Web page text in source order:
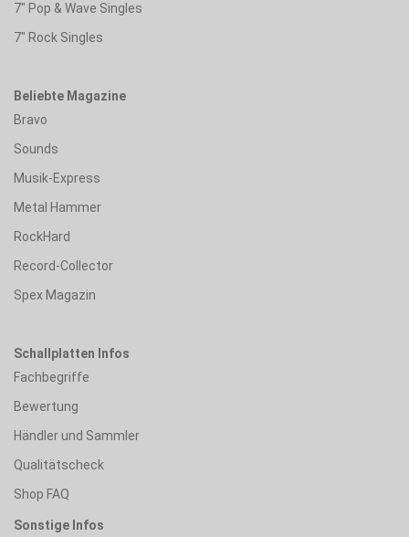
7" Pop & Wave Singles
7" Rock Singles
Beliebte Magazine
Bravo
Sounds
Musik-Express
Metal Hammer
RockHard
Record-Collector
Spex Magazin
Schallplatten Infos
Fachbegriffe
Bewertung
Händler und Sammler
Qualitätscheck
Shop FAQ
Sonstige Infos